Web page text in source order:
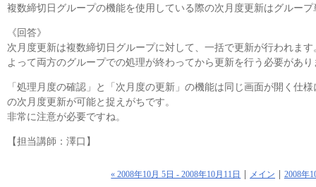
複数締切日グループの機能を使用している際の次月度更新はグルー
《回答》
次月度更新は複数締切日グループに対して、一括で更新が行われます
よって両方のグループでの処理が終わってから更新を行う必要があり
「処理月度の確認」と「次月度の更新」の機能は同じ画面が開く仕
の次月度更新が可能と捉えがちです。
非常に注意が必要ですね。
【担当講師：澤口】
« 2008年10月 5日 - 2008年10月11日 メイン 2008年